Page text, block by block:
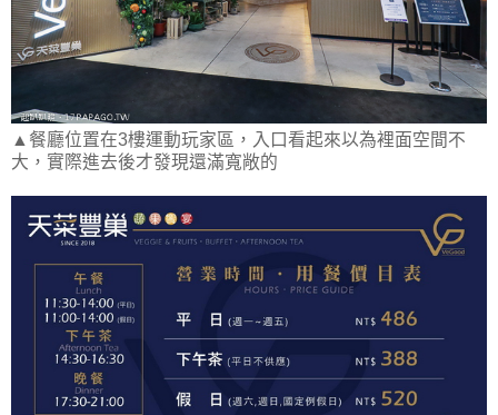
▲餐廳位置在3樓運動玩家區，入口看起來以為裡面空間不
大，實際進去後才發現還滿寬敞的